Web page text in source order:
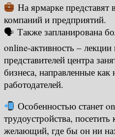
На ярмарке представят
компаний и предприятий.
🗣 Также запланирована
online-активность –
представителей центра
бизнеса, направленные как
работодателей.
Особенностью станет
трудоустройства,
желающий, где бы он ни